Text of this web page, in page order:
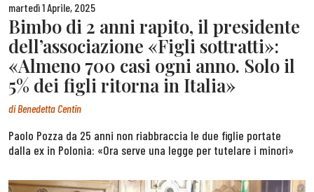
martedì 1 Aprile, 2025
Bimbo di 2 anni rapito, il presidente
dell’associazione «Figli sottratti»:
«Almeno 700 casi ogni anno. Solo il
5% dei figli ritorna in Italia»
diBenedetta Centin
Paolo Pozza da 25 anni non riabbraccia le due figlie portate
dalla ex in Polonia: «Ora serve una legge per tutelare i minori»